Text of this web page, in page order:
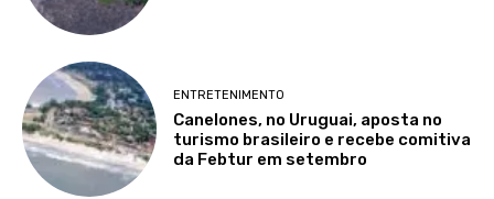
ENTRETENIMENTO
Canelones, no Uruguai, aposta no
turismo brasileiro e recebe comitiva
da Febtur em setembro